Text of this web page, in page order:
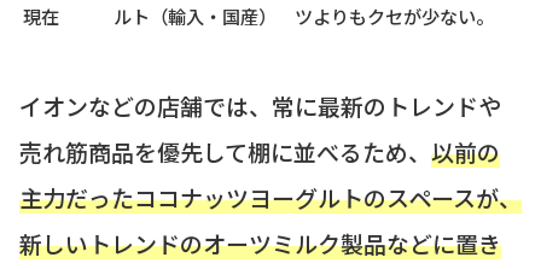
現在
ルト（輸入・国産）
ツよりもクセが少ない。
イオンなどの店舗では、常に最新のトレンドや
売れ筋商品を優先して棚に並べるため、 以前の
主力だったココナッツヨーグルトのスペースが、
新しいトレンドのオーツミルク製品などに置き